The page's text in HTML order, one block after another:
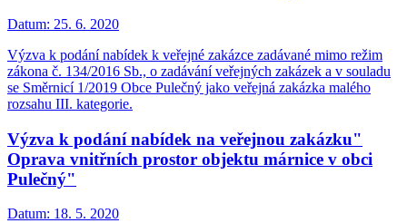
Datum: 25. 6. 2020
Výzva k podání nabídek k veřejné zakázce zadávané mimo režim
zákona č. 134/2016 Sb., o zadávání veřejných zakázek a v souladu
se Směrnicí 1/2019 Obce Pulečný jako veřejná zakázka malého
rozsahu III. kategorie.
Výzva k podání nabídek na veřejnou zakázku"
Oprava vnitřních prostor objektu márnice v obci
Pulečný"
Datum: 18. 5. 2020